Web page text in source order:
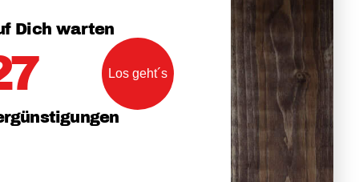
Dich warten